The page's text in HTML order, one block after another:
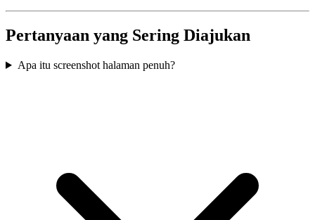
Pertanyaan yang Sering Diajukan
Apa itu screenshot halaman penuh?